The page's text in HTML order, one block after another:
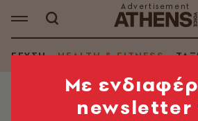
ΓΕΥΣΗ HEALTH & FITNESS
HEALTH & FITNESS
Mε
newsletter